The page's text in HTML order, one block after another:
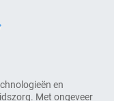
en
Met ongeveer